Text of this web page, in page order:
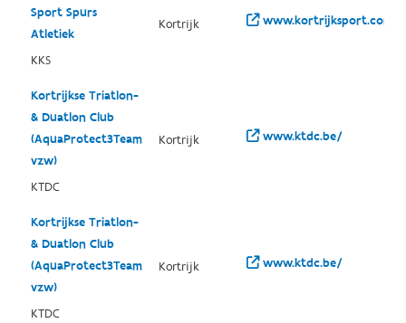
Sport Spurs
Atletiek
KKS
Kortrijk www.kortrijksport.com/
Kortrijkse Triatlon-
& Duatlon Club
(AquaProtect3Team
vzw)
KTDC
Kortrijk www.ktdc.be/
Kortrijkse Triatlon-
& Duatlon Club
(AquaProtect3Team
vzw)
KTDC
Kortrijk www.ktdc.be/